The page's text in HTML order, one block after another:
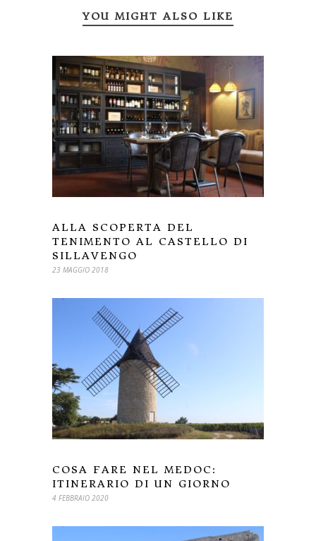
YOU MIGHT ALSO LIKE
ALLA SCOPERTA DEL
TENIMENTO AL CASTELLO DI
SILLAVENGO
23 MAGGIO 2018
COSA FARE NEL MEDOC:
ITINERARIO DI UN GIORNO
4 FEBBRAIO 2020